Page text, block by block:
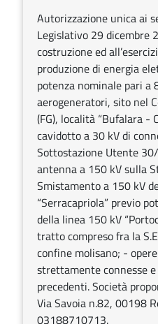
Autorizzazione unica ai
Legislativo 29 dicembre
costruzione ed
produzione di energia
potenza nominale pari a
aerogeneratori, sito nel
(FG), località “Bufalara -
cavidotto a 30 kV di
Sottostazione Utente
antenna a 150 kV sulla
Smistamento a 150 kV
“Serracapriola” previo
della linea 150 kV
tratto compreso fra la
confine molisano; -
strettamente connesse
precedenti. Società
Via Savoia n.82, 00198
03188710713.